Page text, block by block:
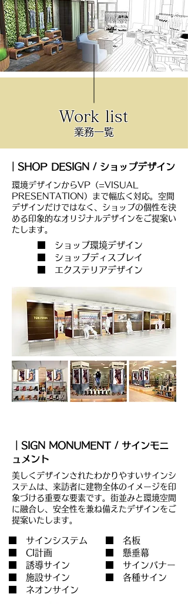
Work list
業務一覧
｜SHOP DESIGN / ショップデザイン
環境デザインからVP（=VISUAL
PRESENTATION）まで幅広く対応。空間
デザインだけではなく、ショップの個性を決
める印象的なオリジナルデザインをご提案い
たします。
■ ショップ環境デザイン
■ ショップディスプレイ
■ エクステリアデザイン
｜SIGN MONUMENT / サインモニ
ュメント
美しくデザインされたわかりやすいサインシ
ステムは、来訪者に建物全体のイメージを印
象づける重要な要素です。街並みと環境空間
に融合し、安全性を兼ね備えたデザインをご
提案いたします。
■ サインシステム
■ CI計画
■ 誘導サイン
■ 施設サイン
■ ネオンサイン
■ 名板
■ 懸垂幕
■ サインバナー
■ 各種サイン